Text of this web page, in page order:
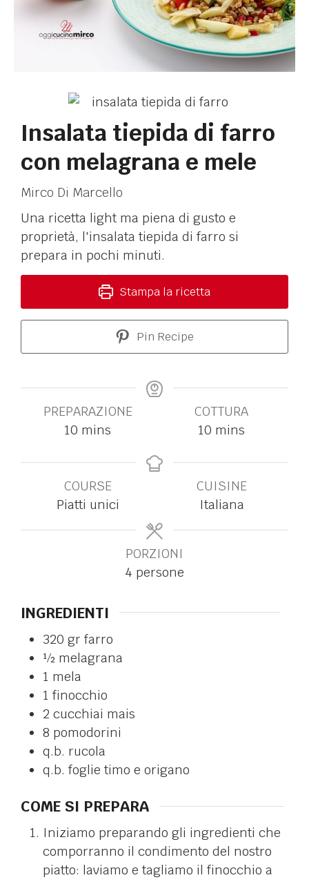
Insalata tiepida di farro
con melagrana e mele
Mirco Di Marcello
Una ricetta light ma piena di gusto e
proprietà, l'insalata tiepida di farro si
prepara in pochi minuti.
Stampa la ricetta
Pin Recipe
PREPARAZIONE
10 mins
COTTURA
10 mins
COURSE
Piatti unici
CUISINE
Italiana
PORZIONI
4 persone
INGREDIENTI
320 gr farro
½ melagrana
1 mela
1 finocchio
2 cucchiai mais
8 pomodorini
q.b. rucola
q.b. foglie timo e origano
COME SI PREPARA
Iniziamo preparando gli ingredienti che
comporranno il condimento del nostro
piatto: laviamo e tagliamo il finocchio a